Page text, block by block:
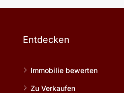
Entdecken
Immobilie bewerten
Zu Verkaufen